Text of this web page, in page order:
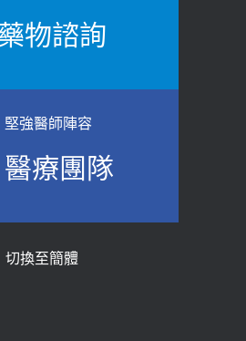
氣房？小心泌尿道感染
嚴重恐喪命
任接受專訪 【年代電視
醫：注意5重點可逆轉
物諮詢
堅強醫師陣容
醫療團隊
切換至簡體